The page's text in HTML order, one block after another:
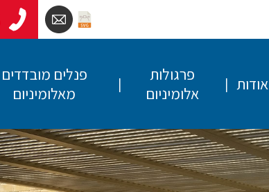
אודות
פרגולות
אלומיניום
פנלים מובדדים
מאלומיניום